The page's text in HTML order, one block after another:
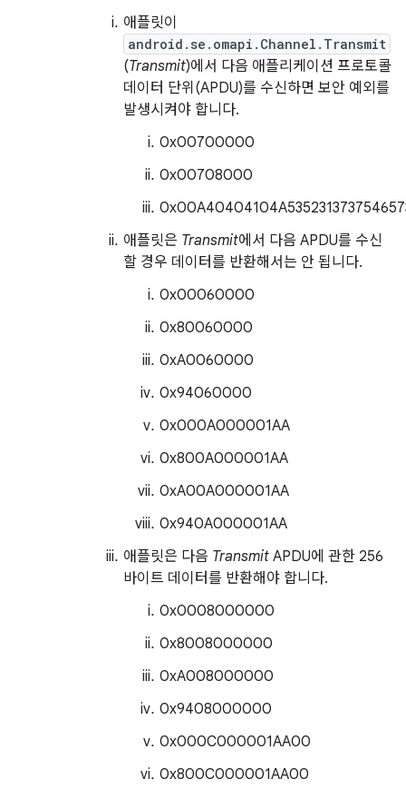
애플릿이
android.se.omapi.Channel.Transmit
(Transmit)에서 다음 애플리케이션 프로토콜
데이터 단위(APDU)를 수신하면 보안 예외를
발생시켜야 합니다.
0x00700000
0x00708000
애플릿은 Transmit에서 다음 APDU를 수신
할 경우 데이터를 반환해서는 안 됩니다.
0x00060000
0x80060000
0xA0060000
0x94060000
0x000A000001AA
0x800A000001AA
0xA00A000001AA
0x940A000001AA
애플릿은 다음 Transmit APDU에 관한 256
바이트 데이터를 반환해야 합니다.
0x0008000000
0x8008000000
0xA008000000
0x9408000000
0x000C000001AA00
0x800C000001AA00